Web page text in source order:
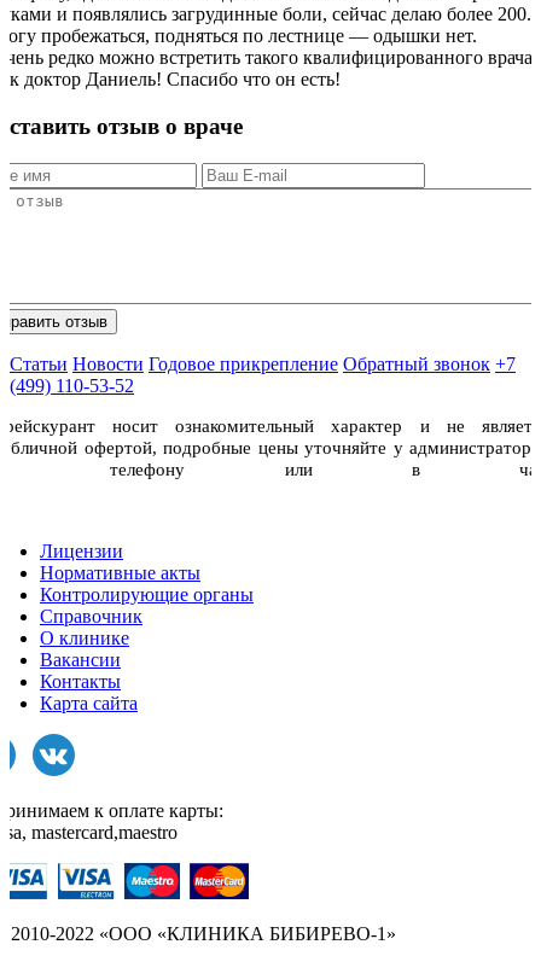
и появлялись загрудинные боли, сейчас делаю более 200.
пробежаться, подняться по лестнице — одышки нет.
редко можно встретить такого квалифицированного врача,
доктор Даниель! Спасибо что он есть!
отзыв о враче
Статьи Новости Годовое прикрепление Обратный звонок +7
(499) 110-53-52
носит ознакомительный характер и не
офертой, подробные цены уточняйте у
телефону или в
Лицензии
Нормативные акты
Контролирующие органы
Справочник
О клинике
Вакансии
Контакты
Карта сайта
к оплате карты:
mastercard,maestro
2010-2022 «ООО «КЛИНИКА БИБИРЕВО-1»